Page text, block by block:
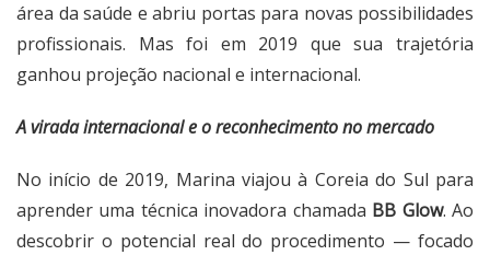
área da saúde e abriu portas para novas possibilidades
profissionais. Mas foi em 2019 que sua trajetória
ganhou projeção nacional e internacional.
A virada internacional e o reconhecimento no mercado
No início de 2019, Marina viajou à Coreia do Sul para
aprender uma técnica inovadora chamada BB Glow. Ao
descobrir o potencial real do procedimento — focado